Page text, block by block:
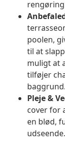
poolen,
til at
muligt at
tilføjer
baggrund.
Pleje &
cover for
en blød,
udseende.